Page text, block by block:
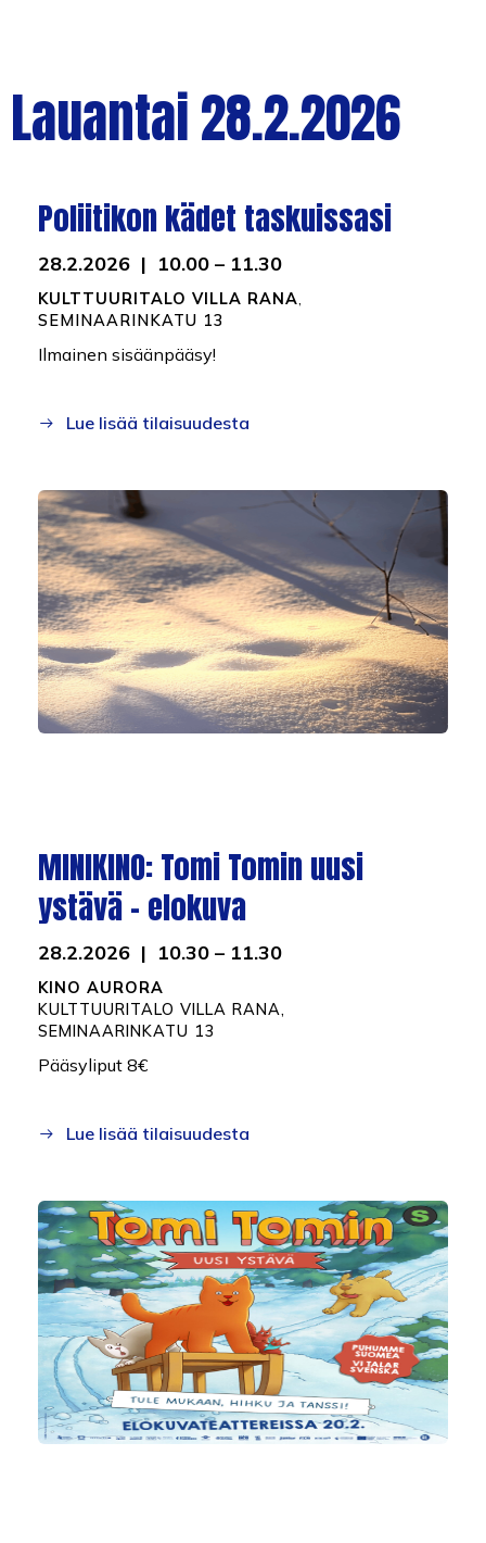
Lauantai 28.2.2026
Poliitikon kädet taskuissasi
28.2.2026 | 10.00 – 11.30
KULTTUURITALO VILLA RANA,
SEMINAARINKATU 13
Ilmainen sisäänpääsy!
Lue lisää tilaisuudesta
MINIKINO: Tomi Tomin uusi
ystävä – elokuva
28.2.2026 | 10.30 – 11.30
KINO AURORA
KULTTUURITALO VILLA RANA,
SEMINAARINKATU 13
Pääsyliput 8€
Lue lisää tilaisuudesta